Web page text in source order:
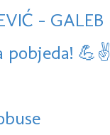
-
pobjeda!